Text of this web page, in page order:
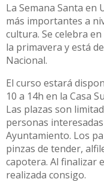
La Semana Santa en
más importantes a
cultura. Se celebra
la primavera y está
Nacional.
El curso estará
10 a 14h en la Casa
Las plazas son
personas
Ayuntamiento. Los
pinzas de tender,
capotera. Al finalizar
realizada consigo.